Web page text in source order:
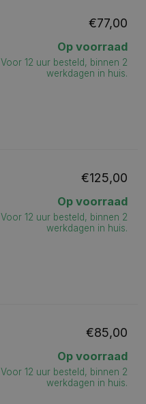
€77,00
Op voorraad
Voor 12 uur besteld, binnen 2
werkdagen in huis.
€125,00
Op voorraad
Voor 12 uur besteld, binnen 2
werkdagen in huis.
€85,00
Op voorraad
Voor 12 uur besteld, binnen 2
werkdagen in huis.